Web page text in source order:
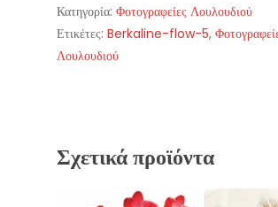
Κατηγορία: Φοτογραφείες Λουλουδιού
Ετικέτες: Berkaline-flow-5,
Λουλουδιού
Σχετικά προϊόντα